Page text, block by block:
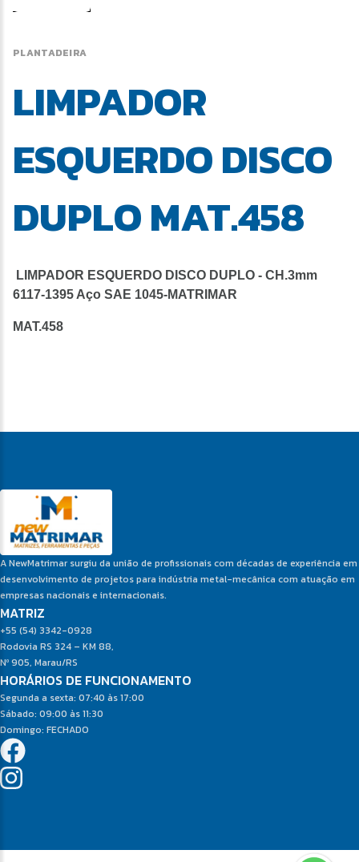
PLANTADEIRA
LIMPADOR
ESQUERDO DISCO
DUPLO MAT.458
LIMPADOR ESQUERDO DISCO DUPLO - CH.3mm
6117-1395 Aço SAE 1045-MATRIMAR
MAT.458
A NewMatrimar surgiu da união de profissionais com décadas de experiência em
desenvolvimento de projetos para indústria metal-mecânica com atuação em
empresas nacionais e internacionais.
MATRIZ
+55 (54) 3342-0928
Rodovia RS 324 – KM 88,
Nº 905, Marau/RS
HORÁRIOS DE FUNCIONAMENTO
Segunda a sexta: 07:40 às 17:00
Sábado: 09:00 às 11:30
Domingo: FECHADO